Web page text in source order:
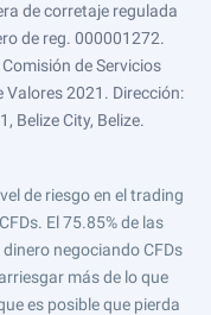
de corretaje regulada
de reg. 000001272.
de Servicios
Valores 2021. Dirección:
Belize City, Belize.
de riesgo en el trading
El 75.85% de las
negociando CFDs
más de lo que
es posible que pierda